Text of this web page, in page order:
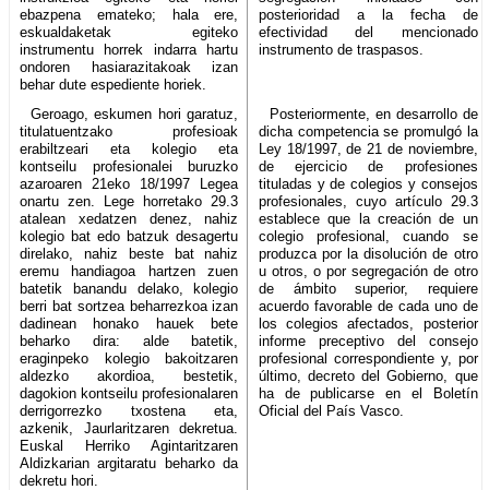
ebazpena emateko; hala ere,
eskualdaketak egiteko
instrumentu horrek indarra hartu
ondoren hasiarazitakoak izan
behar dute espediente horiek.
posterioridad a la fecha de
efectividad del mencionado
instrumento de traspasos.
Geroago, eskumen hori garatuz,
titulatuentzako profesioak
erabiltzeari eta kolegio eta
kontseilu profesionalei buruzko
azaroaren 21eko 18/1997 Legea
onartu zen. Lege horretako 29.3
atalean xedatzen denez, nahiz
kolegio bat edo batzuk desagertu
direlako, nahiz beste bat nahiz
eremu handiagoa hartzen zuen
batetik banandu delako, kolegio
berri bat sortzea beharrezkoa izan
dadinean honako hauek bete
beharko dira: alde batetik,
eraginpeko kolegio bakoitzaren
aldezko akordioa, bestetik,
dagokion kontseilu profesionalaren
derrigorrezko txostena eta,
azkenik, Jaurlaritzaren dekretua.
Euskal Herriko Agintaritzaren
Aldizkarian argitaratu beharko da
dekretu hori.
Posteriormente, en desarrollo de
dicha competencia se promulgó la
Ley 18/1997, de 21 de noviembre,
de ejercicio de profesiones
tituladas y de colegios y consejos
profesionales, cuyo artículo 29.3
establece que la creación de un
colegio profesional, cuando se
produzca por la disolución de otro
u otros, o por segregación de otro
de ámbito superior, requiere
acuerdo favorable de cada uno de
los colegios afectados, posterior
informe preceptivo del consejo
profesional correspondiente y, por
último, decreto del Gobierno, que
ha de publicarse en el Boletín
Oficial del País Vasco.